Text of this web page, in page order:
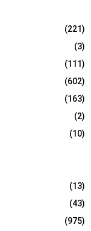
(221)
(3)
(111)
(602)
(163)
(2)
(10)
(13)
(43)
(975)